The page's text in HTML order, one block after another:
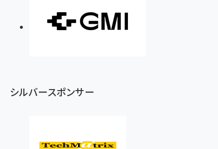
シルバースポンサー